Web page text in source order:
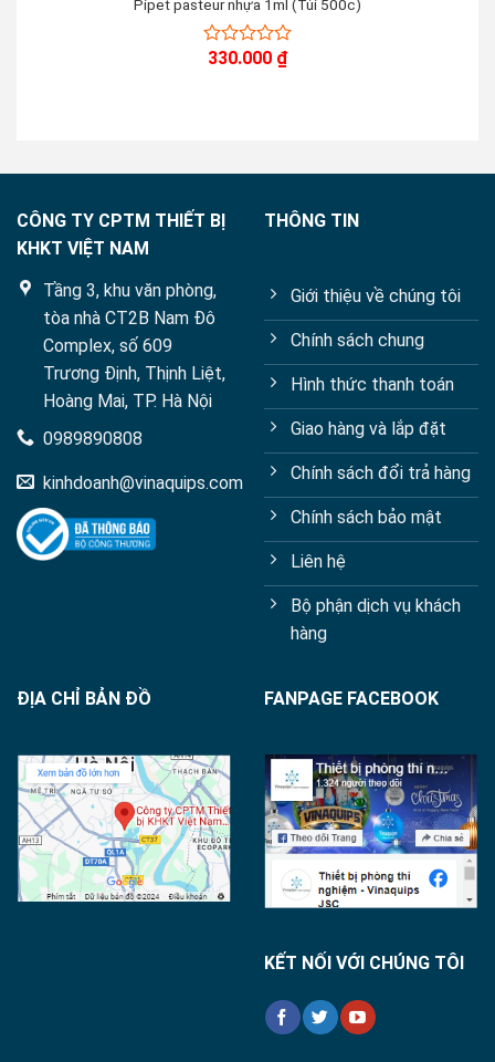
Pipet pasteur nhựa 1ml (Túi 500c)
0330.000 ₫
CÔNG TY CPTM THIẾT BỊ
KHKT VIỆT NAM
Tầng 3, khu văn phòng,
tòa nhà CT2B Nam Đô
Complex, số 609
Trương Định, Thịnh Liệt,
Hoàng Mai, TP. Hà Nội
0989890808
kinhdoanh@vinaquips.com
THÔNG TIN
Giới thiệu về chúng tôi
Chính sách chung
Hình thức thanh toán
Giao hàng và lắp đặt
Chính sách đổi trả hàng
Chính sách bảo mật
Liên hệ
Bộ phận dịch vụ khách
hàng
ĐỊA CHỈ BẢN ĐỒ FANPAGE FACEBOOK
KẾT NỐI VỚI CHÚNG TÔI